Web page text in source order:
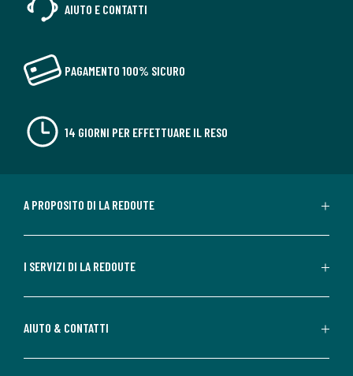
AIUTO E CONTATTI
PAGAMENTO 100% SICURO
14 GIORNI PER EFFETTUARE IL RESO
A PROPOSITO DI LA REDOUTE
I SERVIZI DI LA REDOUTE
AIUTO & CONTATTI